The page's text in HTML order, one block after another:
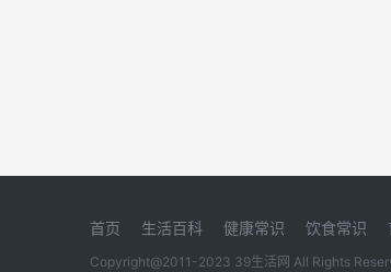
首页 生活百科 健康常识 饮食常识
Copyright@2011-2023 39生活网 All Rights